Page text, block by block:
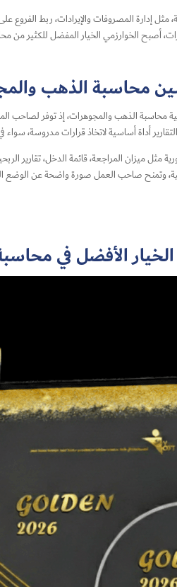
إدارة المصروفات والإيرادات، ربط الفروع
أصبح الخوارزمي الخيار المفضل للكثير
محاسبة الذهب
محاسبة الذهب والمجوهرات، إذ توفر لصاحب
أداة أساسية لاتخاذ قرارات مدروسة، سواء
مثل ميزان المراجعة، قائمة الدخل، تقارير
وتمنح صاحب العمل صورة واضحة عن
الخيار الأفضل في